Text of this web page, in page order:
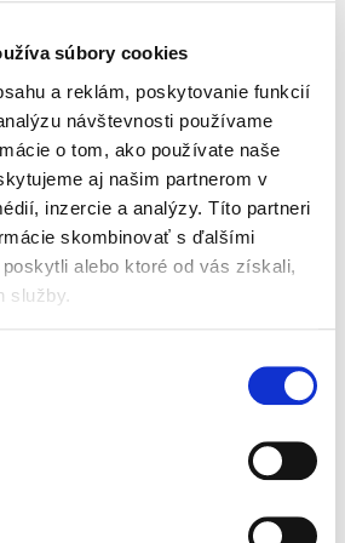
súbory cookies
a reklám, poskytovanie funkcií
návštevnosti používame
o tom, ako používate naše
aj našim partnerom v
inzercie a analýzy. Títo partneri
skombinovať s ďalšími
alebo ktoré od vás získali,
služby.
BiolFlush® využíva novú
šetrného k prírode.
na báze prírodnej celulózy
je to v prípade toaletného
sú pritom dostatočne
vo vode rýchlo rozložili.